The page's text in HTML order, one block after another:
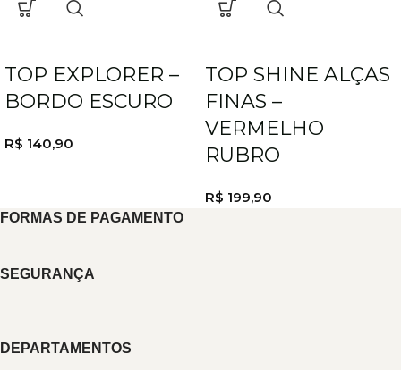
TOP EXPLORER –
BORDO ESCURO
R$ 140,90
TOP SHINE ALÇAS
FINAS –
VERMELHO
RUBRO
R$ 199,90
FORMAS DE PAGAMENTO
SEGURANÇA
DEPARTAMENTOS